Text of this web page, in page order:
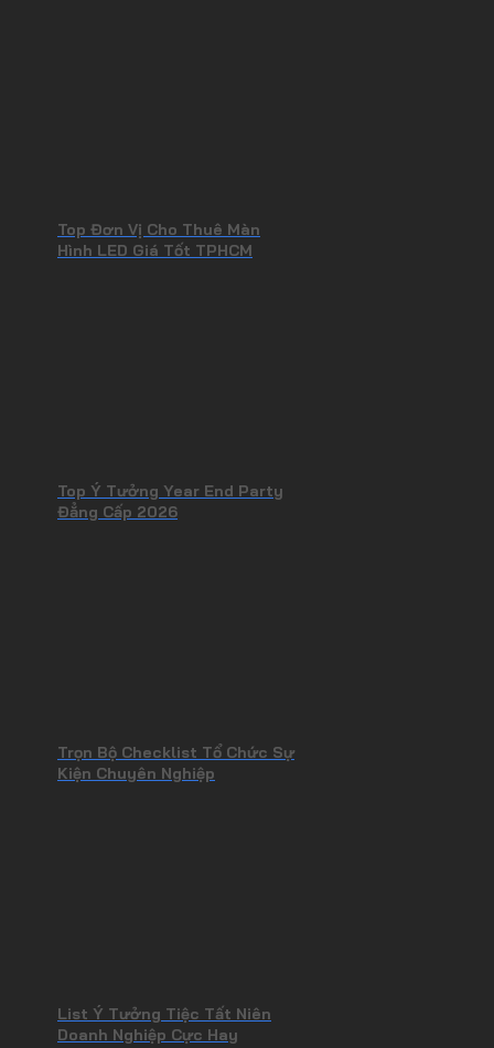
Top Đơn Vị Cho Thuê Màn
Hình LED Giá Tốt TPHCM
Top Ý Tưởng Year End Party
Đẳng Cấp 2026
Trọn Bộ Checklist Tổ Chức Sự
Kiện Chuyên Nghiệp
List Ý Tưởng Tiệc Tất Niên
Doanh Nghiệp Cực Hay